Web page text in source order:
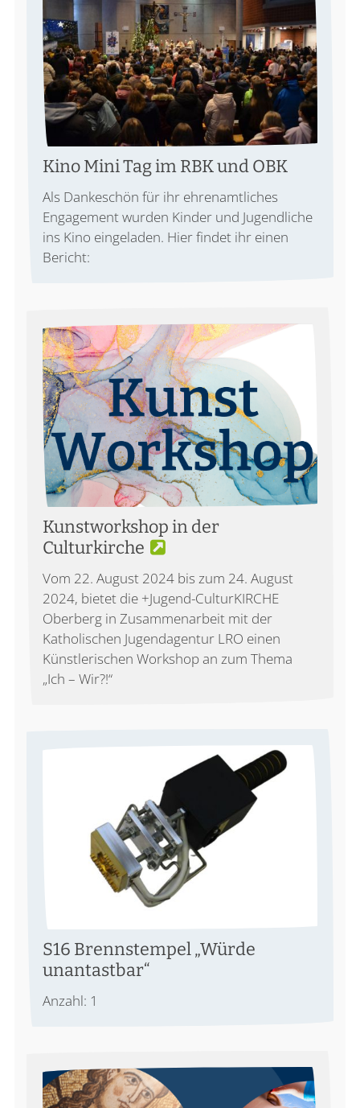
Kino Mini Tag im RBK und OBK
Als Dankeschön für ihr ehrenamtliches
Engagement wurden Kinder und Jugendliche
ins Kino eingeladen. Hier findet ihr einen
Bericht:
Kunstworkshop in der
Culturkirche
Vom 22. August 2024 bis zum 24. August
2024, bietet die +Jugend-CulturKIRCHE
Oberberg in Zusammenarbeit mit der
Katholischen Jugendagentur LRO einen
Künstlerischen Workshop an zum Thema
„Ich – Wir?!“
S16 Brennstempel „Würde
unantastbar“
Anzahl: 1